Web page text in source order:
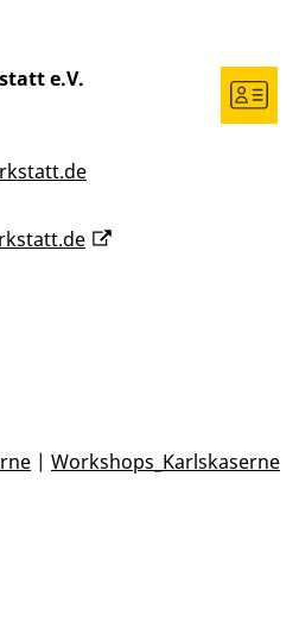
e.V.
| Workshops_Karlskaserne